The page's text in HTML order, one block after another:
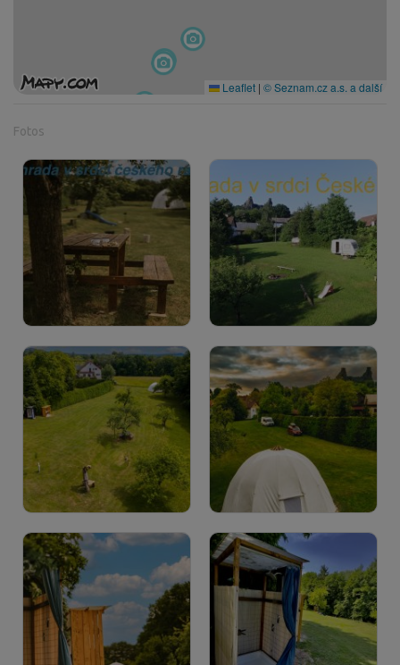
Leaflet | © Seznam.cz a.s. a další
Fotos